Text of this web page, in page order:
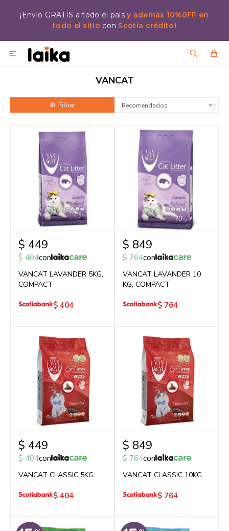
¡Envío GRATIS a todo el paísy además 10%0FF en
todo el sitio con Scotia crédito!

VANCAT
Recomendados
$ 449
$ 404con
VANCAT LAVANDER 5KG,
COMPACT
$ 404
$ 849
$ 764con
VANCAT LAVANDER 10
KG, COMPACT
$ 764
$ 449
$ 404con
VANCAT CLASSIC 5KG
$ 404
$ 849
$ 764con
VANCAT CLASSIC 10KG
$ 764